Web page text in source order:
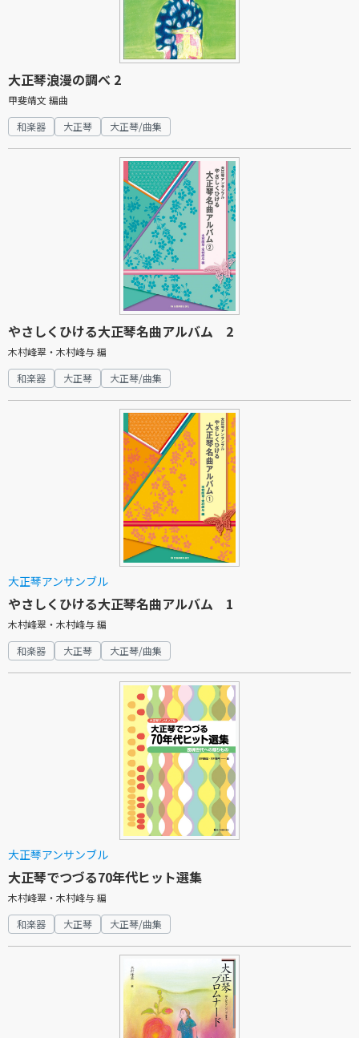
大正琴浪漫の調べ 2
甲斐靖文 編曲
和楽器
大正琴 大正琴/曲集
やさしくひける大正琴名曲アルバム 2
木村峰翠・木村峰与 編
和楽器
大正琴 大正琴/曲集
大正琴アンサンブル
やさしくひける大正琴名曲アルバム 1
木村峰翠・木村峰与 編
和楽器
大正琴 大正琴/曲集
大正琴アンサンブル
大正琴でつづる70年代ヒット選集
木村峰翠・木村峰与 編
和楽器
大正琴 大正琴/曲集